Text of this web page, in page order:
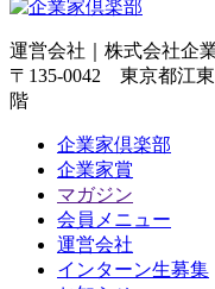
運営会社｜ 株式会社企
〒135-0042 東京都江
階
企業家倶楽部
企業家賞
マガジン
会員メニュー
運営会社
インターン生募集